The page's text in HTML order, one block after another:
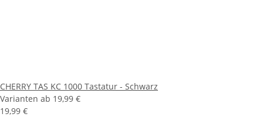
CHERRY TAS KC 1000 Tastatur - Schwarz
Varianten ab 19,99 €
19,99 €